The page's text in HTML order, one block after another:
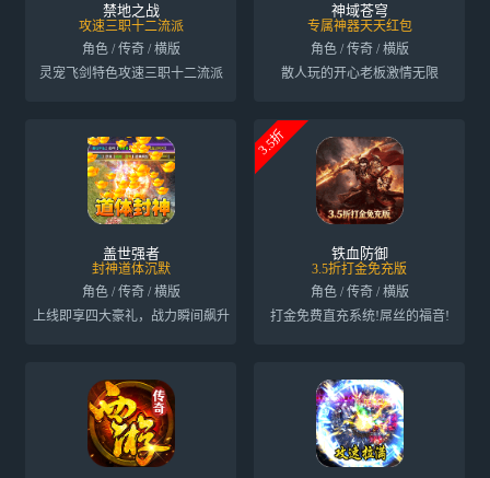
禁地之战
攻速三职十二流派
角色 / 传奇 / 横版
灵宠飞剑特色攻速三职十二流派
神域苍穹
专属神器天天红包
角色 / 传奇 / 横版
散人玩的开心老板激情无限
盖世强者
封神道体沉默
角色 / 传奇 / 横版
上线即享四大豪礼，战力瞬间飙升
3.5折
铁血防御
3.5折打金免充版
角色 / 传奇 / 横版
打金免费直充系统!屌丝的福音!